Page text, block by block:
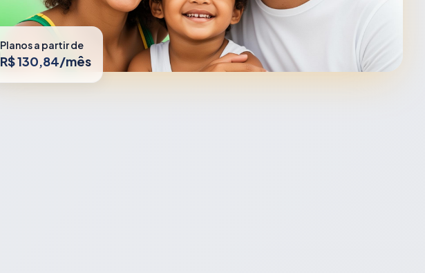
Planos a partir de
R$ 130,84/mês